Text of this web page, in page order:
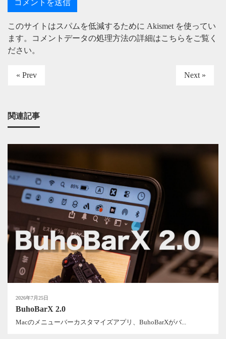
このサイトはスパムを低減するために Akismet を使ってい
ます。
コメントデータの処理方法の詳細はこちらをご覧く
ださい。
« Prev Next »
関連記事
2026年7月25日
BuhoBarX 2.0
Macのメニューバーカスタマイズアプリ、BuhoBarXがバ...